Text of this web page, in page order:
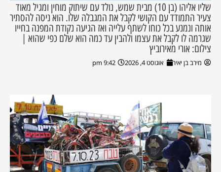
שליו אליהו (בן 10) מבית שמש, נולד עם שיתוק מוחין ומגיל מאוד
צעיר התמודד עם הקושי לקבל את המגבלה שלו. הוא ניסה להסתיר
אותה ונמנע בכל כוחו לשתף עלייה ואז הגיעה נקודת המפנה בחייו
שגרמה לו לקבל את עצמו ולהבין עד כמה הוא שלם כפי שהוא |
צילום: אורי מאירוביץ
מירב בן יאיר אוגוסט 4, 2026 9:42 pm